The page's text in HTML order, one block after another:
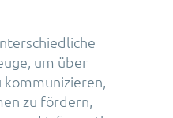
um über
zu fördern,